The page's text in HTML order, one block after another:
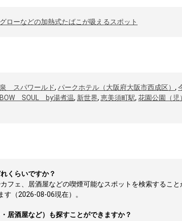
ローなどの加熱式たばこが吸えるスポット
スパワールド, パークホテル（大阪府大阪市西成区） ,
SOUL by湯煮温, 新世界, 恵美須町駅, 花園公園（児）
くらいですか？
フェ、居酒屋などの喫煙可能なスポットを検索するこ
（2026-08-06現在）。
居酒屋など）も探すことができますか？